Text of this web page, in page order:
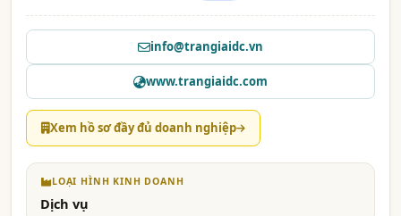
info@trangiaidc.vn
www.trangiaidc.com
Xem hồ sơ đầy đủ doanh nghiệp
LOẠI HÌNH KINH DOANH
Dịch vụ